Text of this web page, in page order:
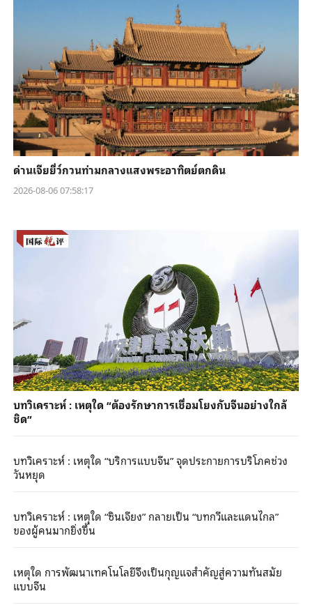
ด่านเจียยี่ว์กวนท่ามกลางแสงพระอาทิตย์ตกดิน
2026-08-06 07:58:17
บทวิเคราะห์ : เหตุใด “ต้องรักษาการเชื่อมโยงกับจีนอย่างใกล้
ชิด”
บทวิเคราะห์ : เหตุใด “บริการแบบจีน” จุดประกายการบริโภคช่วง
วันหยุด
บทวิเคราะห์ : เหตุใด “ซินเจียง” กลายเป็น “บทกวีและแดนไกล”
ของผู้คนมากยิ่งขึ้น
เหตุใด การพัฒนาเทคโนโลยีจึงเป็นกุญแจสำคัญสู่ความทันสมัย
แบบจีน